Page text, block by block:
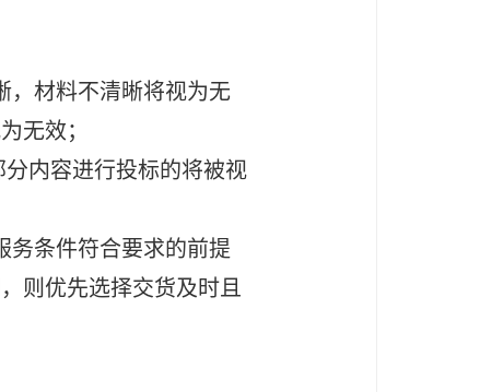
材料不清晰将视为无
无效；
内容进行投标的将被视
条件符合要求的前提
则优先选择交货及时且